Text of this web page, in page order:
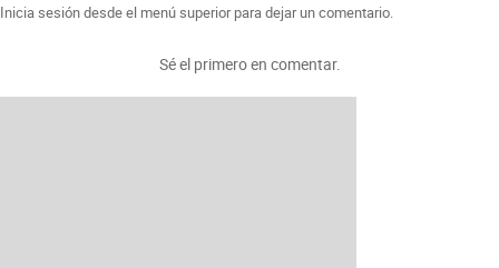
Inicia sesión desde el menú superior para dejar un comentario.
Sé el primero en comentar.